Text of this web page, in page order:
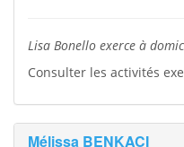
Lisa Bonello exerce à
Consulter les activités
Mélissa BENKACI